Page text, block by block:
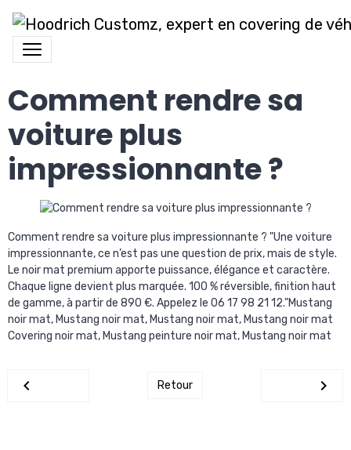
Comment rendre sa
voiture plus
impressionnante ?
Comment rendre sa voiture plus impressionnante ? "Une voiture
impressionnante, ce n’est pas une question de prix, mais de style.
Le noir mat premium apporte puissance, élégance et caractère.
Chaque ligne devient plus marquée. 100 % réversible, finition haut
de gamme, à partir de 890 €. Appelez le 06 17 98 21 12."Mustang
noir mat, Mustang noir mat, Mustang noir mat, Mustang noir mat
Covering noir mat, Mustang peinture noir mat, Mustang noir mat
Retour